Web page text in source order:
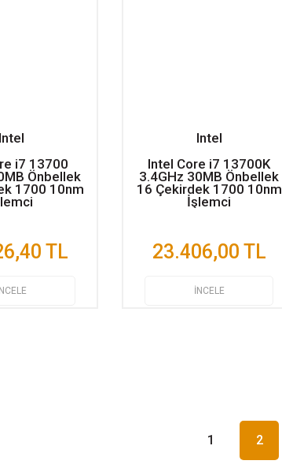
Intel
i7 13700
Önbellek
1700 10nm
TL
Intel
Intel Core i7 13700K
3.4GHz 30MB Önbellek
16 Çekirdek 1700 10nm
İşlemci
23.406,00 TL
İNCELE
1 2